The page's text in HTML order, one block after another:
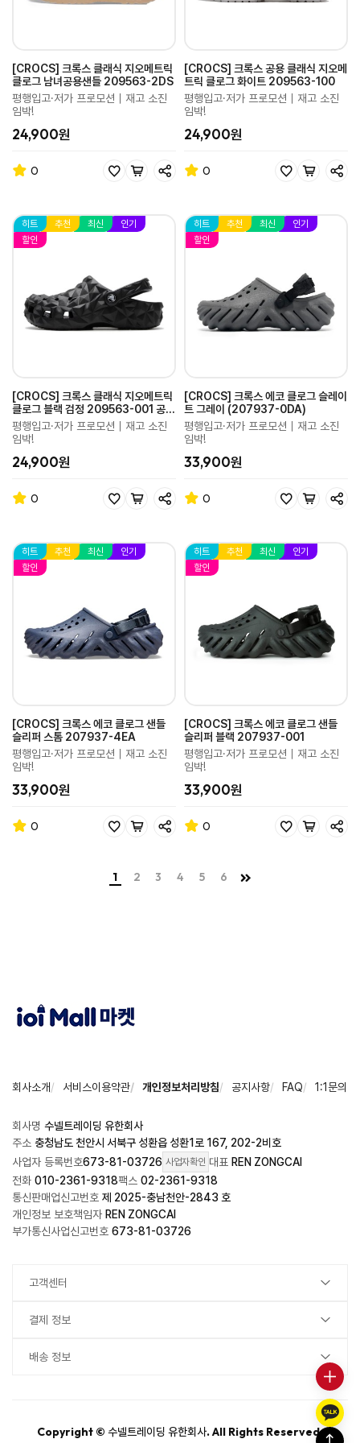
[CROCS] 크록스 클래식 지오메트릭
클로그 남녀공용샌들 209563-2DS
평행입고·저가 프로모션｜재고 소진
임박!
24,900원
0
[CROCS] 크록스 공용 클래식 지오메
트릭 클로그 화이트 209563-100
평행입고·저가 프로모션｜재고 소진
임박!
24,900원
0
히트 추천 최신
인기
할인
[CROCS] 크록스 클래식 지오메트릭
클로그 블랙 검정 209563-001 공용
샌들
평행입고·저가 프로모션｜재고 소진
임박!
24,900원
0
히트 추천 최신
인기
할인
[CROCS] 크록스 에코 클로그 슬레이
트 그레이 (207937-0DA)
평행입고·저가 프로모션｜재고 소진
임박!
33,900원
0
히트 추천 최신
인기
할인
[CROCS] 크록스 에코 클로그 샌들
슬리퍼 스톰 207937-4EA
평행입고·저가 프로모션｜재고 소진
임박!
33,900원
0
히트 추천 최신
인기
할인
[CROCS] 크록스 에코 클로그 샌들
슬리퍼 블랙 207937-001
평행입고·저가 프로모션｜재고 소진
임박!
33,900원
0
1 2 3 4 5 6
회사소개 서비스이용약관 개인정보처리방침 공지사항 FAQ 1:1문의
회사명 수넬트레이딩 유한회사
주소 충청남도 천안시 서북구 성환읍 성환1로 167, 202-2비호
사업자 등록번호673-81-03726 사업자확인 대표 REN ZONGCAI
전화 010-2361-9318팩스 02-2361-9318
통신판매업신고번호 제 2025-충남천안-2843 호
개인정보 보호책임자 REN ZONGCAI
부가통신사업신고번호 673-81-03726
고객센터
결제 정보
배송 정보
Copyright © 수넬트레이딩 유한회사. All Rights Reserved.